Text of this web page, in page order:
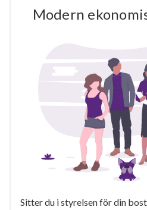
Modern
Sitter du i styrelsen för din